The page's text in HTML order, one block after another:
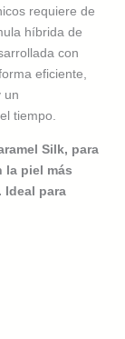
requiere de
híbrida de
con
eficiente,
un
tiempo.
Silk, para
la piel más
Ideal para